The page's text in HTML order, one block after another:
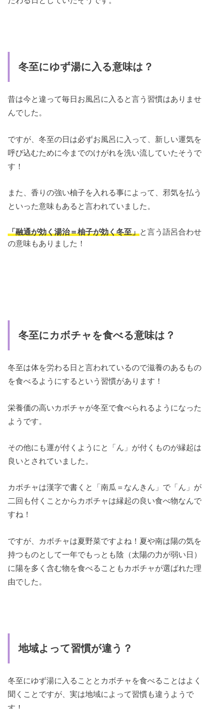
冬至にゆず湯に入る意味は？
昔は今と違って毎日お風呂に入ると言う習慣はありませ
んでした。
ですが、冬至の日は必ずお風呂に入って、新しい運気を
呼び込むために今までのけがれを洗い流していたそうで
す！
また、香りの強い柚子を入れる事によって、邪気を払う
といった意味もあると言われていました。
「融通が効く湯治＝柚子が効く冬至」
と言う語呂合わせ
の意味もありました！
冬至にカボチャを食べる意味は？
冬至は体を労わる日と言われているので滋養のあるもの
を食べるようにするという習慣があります！
栄養価の高いカボチャが冬至で食べられるようになった
ようです。
その他にも運が付くようにと「ん」が付くものが縁起は
良いとされていました。
カボチャは漢字で書くと「南瓜＝なんきん」で「ん」が
二回も付くことからカボチャは縁起の良い食べ物なんで
すね！
ですが、カボチャは夏野菜ですよね！夏や南は陽の気を
持つものとして一年でもっとも陰（太陽の力が弱い日）
に陽を多く含む物を食べることもカボチャが選ばれた理
由でした。
地域よって習慣が違う？
冬至にゆず湯に入ることとカボチャを食べることはよく
聞くことですが、実は地域によって習慣も違うようで